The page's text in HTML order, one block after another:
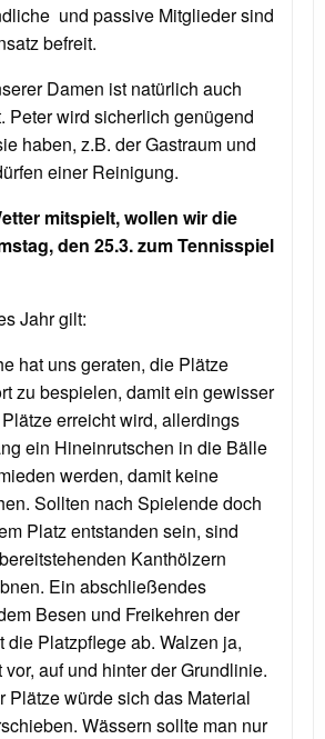
und passive Mitglieder sind
befreit.
Damen ist natürlich auch
Peter wird sicherlich genügend
haben, z.B. der Gastraum und
einer Reinigung.
mitspielt, wollen wir die
den 25.3.zum Tennisspiel
Jahr gilt:
hat uns geraten, die Plätze
zu bespielen, damit ein gewisser
erreicht wird, allerdings
ein Hineinrutschen in die Bälle
werden, damit keine
Sollten nach Spielende doch
Platz entstanden sein, sind
Kanthölzern
Ein abschließendes
Besen und Freikehren der
die Platzpflege ab. Walzen ja,
auf und hinter der Grundlinie.
Plätze würde sich das Material
Wässern sollte man nur